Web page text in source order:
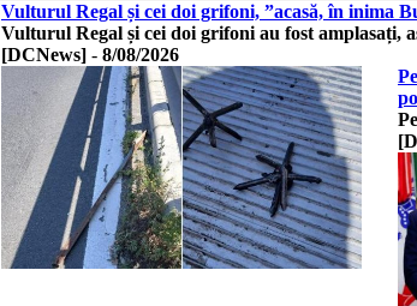
Vulturul Regal și cei doi grifoni, ”acasă, în inima
Vulturul Regal și cei doi grifoni au fost amplasați,
[DCNews] - 8/08/2026